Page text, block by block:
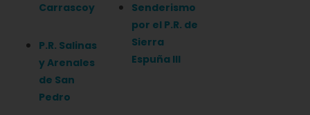
Carrascoy
P.R. Salinas
y Arenales
de San
Pedro
Senderismo
por el P.R. de
Sierra
Espuña III